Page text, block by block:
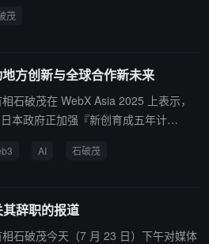
茂
方创新与全球合作新未来
石破茂在 WebX Asia 2025 上表示，
本政府正加强『新创育成五年计
型。在即将到来的大阪关西世博会
技术。”
AI 石破茂
辞职的报道
石破茂今天（7 月 23 日）下午对媒体